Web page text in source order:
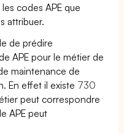
codes APE que
attribuer.
de prédire
APE pour le métier de
maintenance de
En effet il existe 730
peut correspondre
APE peut